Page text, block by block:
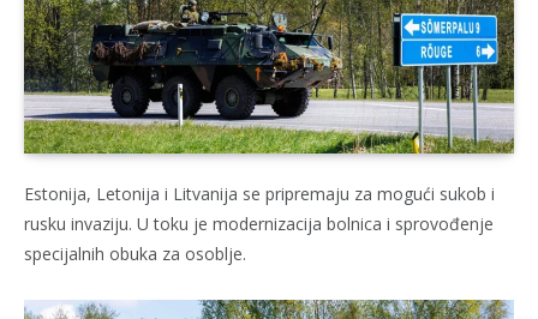
Estonija, Letonija i Litvanija se pripremaju za mogući sukob i
rusku invaziju. U toku je modernizacija bolnica i sprovođenje
specijalnih obuka za osoblje.